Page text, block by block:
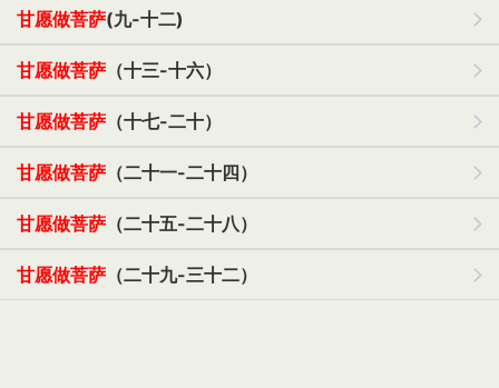
甘愿做菩萨(九-十二)
甘愿做菩萨 （十三-十六）
甘愿做菩萨 （十七-二十）
甘愿做菩萨 （二十一-二十四）
甘愿做菩萨 （二十五-二十八）
甘愿做菩萨 （二十九-三十二）